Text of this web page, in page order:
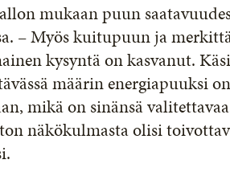
mukaan puun
– Myös kuitupuun ja
kysyntä on kasvanut.
määrin energiapuuksi
mikä on sinänsä
näkökulmasta olisi